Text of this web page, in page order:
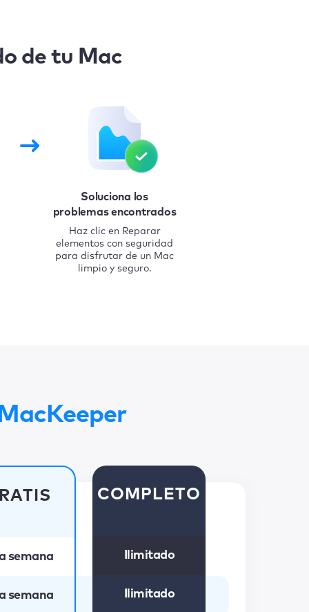
de tu Mac
Soluciona los
problemas encontrados
Haz clic en Reparar
elementos con seguridad
para disfrutar de un Mac
limpio y seguro.
semana
semana
COMPLETO
Ilimitado
Ilimitado